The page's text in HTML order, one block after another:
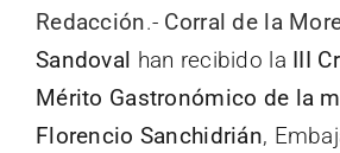
Redacción.- Corral de la
Sandoval han recibido la III
Mérito Gastronómico de la
Florencio Sanchidrián,